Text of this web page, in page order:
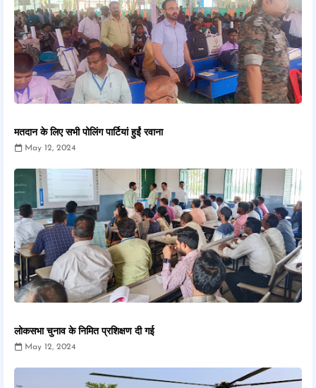
मतदान के लिए सभी पोलिंग पार्टियां हुईं रवाना
May 12, 2024
लोकसभा चुनाव के निमित प्रशिक्षण दी गई
May 12, 2024